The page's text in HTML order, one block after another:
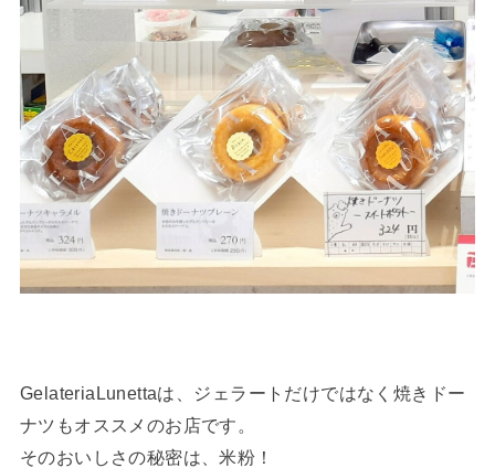
GelateriaLunettaは、ジェラートだけではなく焼きドー
ナツもオススメのお店です。
そのおいしさの秘密は、米粉！